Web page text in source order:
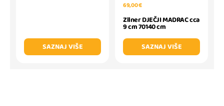
SAZNAJ VIŠE
69,00 €
Zllner DJEČJI MADRAC cca
9 cm 70140 cm
SAZNAJ VIŠE